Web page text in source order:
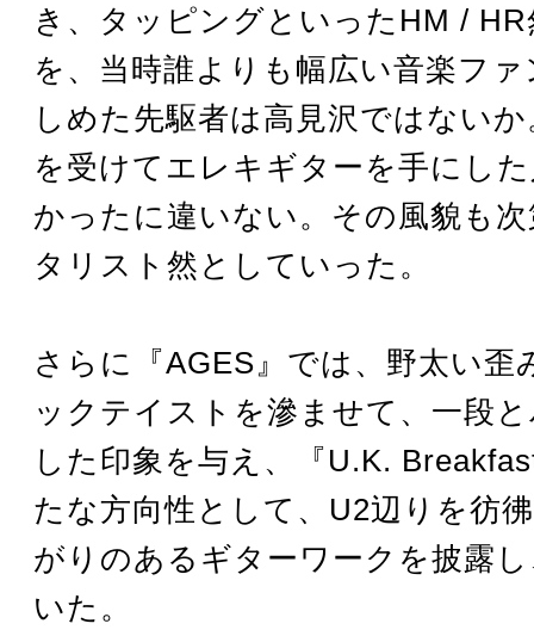
き、タッピングといったHM /
を、当時誰よりも幅広い音楽フ
しめた先駆者は高見沢ではない
を受けてエレキギターを手にし
かったに違いない。その風貌も
タリスト然としていった。
さらに『AGES』では、野太い歪
ックテイストを滲ませて、一段
した印象を与え、『U.K.
たな方向性として、U2辺りを彷
がりのあるギターワークを披露
いた。